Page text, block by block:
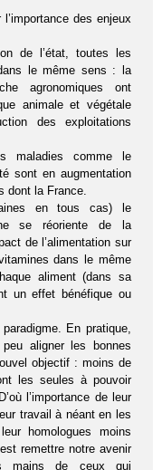
des enjeux
de l’état, toutes les
le même sens : la
agronomiques ont
animale et végétale
des exploitations
maladies comme le
sont en augmentation
dont la France.
en tous cas) le
se réoriente de la
de l’alimentation sur
dans le même
aliment (dans sa
un effet bénéfique ou
En pratique,
aligner les bonnes
objectif : moins de
les seules à pouvoir
l’importance de leur
travail à néant en les
homologues moins
remettre notre avenir
mains de ceux qui